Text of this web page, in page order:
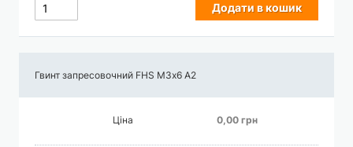
Додати в кошик
Гвинт запресовочний FHS М3х6 А2
Ціна 0,00 грн